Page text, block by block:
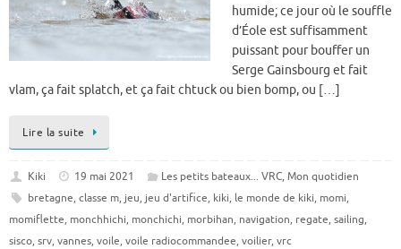
humide; ce jour où le souffle
d’Éole est suffisamment
puissant pour bouffer un
Serge Gainsbourg et fait
vlam, ça fait splatch, et ça fait chtuck ou bien bomp, ou […]
Lire la suite
Kiki 19 mai 2021 Les petits bateaux... VRC, Mon quotidien
bretagne, classe m, jeu, jeu d'artifice, kiki, le monde de kiki, momi,
momiflette, monchhichi, monchichi, morbihan, navigation, regate, sailing,
sisco, srv, vannes, voile, voile radiocommandee, voilier, vrc